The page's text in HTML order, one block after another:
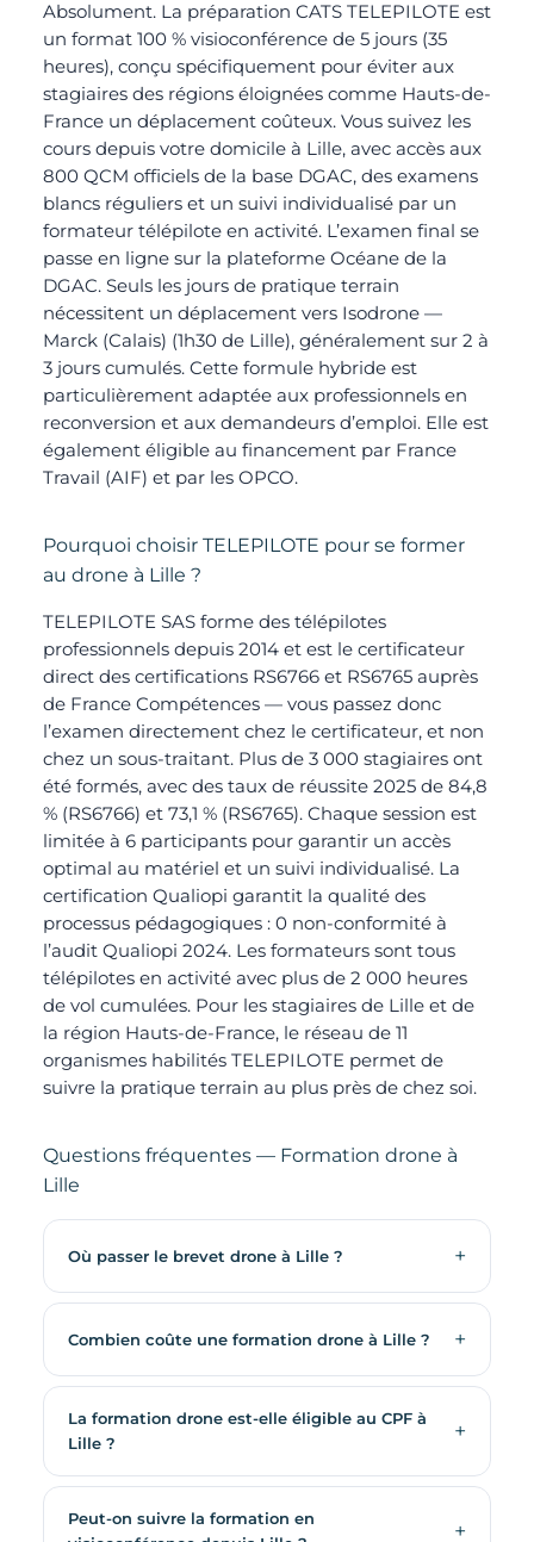
Absolument. La préparation CATS TELEPILOTE est
un format 100 % visioconférence de 5 jours (35
heures), conçu spécifiquement pour éviter aux
stagiaires des régions éloignées comme Hauts-de-
France un déplacement coûteux. Vous suivez les
cours depuis votre domicile à Lille, avec accès aux
800 QCM officiels de la base DGAC, des examens
blancs réguliers et un suivi individualisé par un
formateur télépilote en activité. L’examen final se
passe en ligne sur la plateforme Océane de la
DGAC. Seuls les jours de pratique terrain
nécessitent un déplacement vers Isodrone —
Marck (Calais) (1h30 de Lille), généralement sur 2 à
3 jours cumulés. Cette formule hybride est
particulièrement adaptée aux professionnels en
reconversion et aux demandeurs d’emploi. Elle est
également éligible au financement par France
Travail (AIF) et par les OPCO.
Pourquoi choisir TELEPILOTE pour se former
au drone à Lille ?
TELEPILOTE SAS forme des télépilotes
professionnels depuis 2014 et est le certificateur
direct des certifications RS6766 et RS6765 auprès
de France Compétences — vous passez donc
l’examen directement chez le certificateur, et non
chez un sous-traitant. Plus de 3 000 stagiaires ont
été formés, avec des taux de réussite 2025 de 84,8
% (RS6766) et 73,1 % (RS6765). Chaque session est
limitée à 6 participants pour garantir un accès
optimal au matériel et un suivi individualisé. La
certification Qualiopi garantit la qualité des
processus pédagogiques : 0 non-conformité à
l’audit Qualiopi 2024. Les formateurs sont tous
télépilotes en activité avec plus de 2 000 heures
de vol cumulées. Pour les stagiaires de Lille et de
la région Hauts-de-France, le réseau de 11
organismes habilités TELEPILOTE permet de
suivre la pratique terrain au plus près de chez soi.
Questions fréquentes — Formation drone à
Lille
Où passer le brevet drone à Lille ?
Combien coûte une formation drone à Lille ?
La formation drone est-elle éligible au CPF à
Lille ?
Peut-on suivre la formation en